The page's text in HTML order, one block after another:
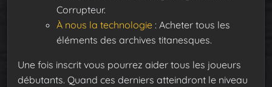
Corrupteur.
À nous la technologie : Acheter tous les
éléments des archives titanesques.
Une fois inscrit vous pourrez aider tous les joueurs
débutants. Quand ces derniers atteindront le niveau